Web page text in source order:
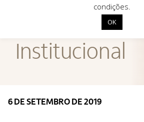
Institucional
Institucional
6 DE SETEMBRO DE 2019
condições.
OK